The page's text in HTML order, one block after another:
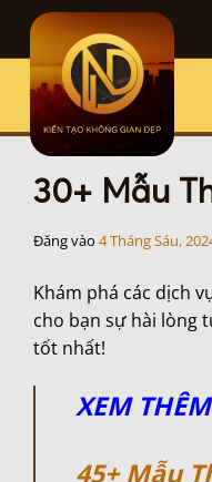
qua
dung
30+ Mẫu
Đăng vào 4 Tháng Sáu,
Khám phá các dịch
cho bạn sự hài lòng
tốt nhất!
XEM THÊM
45+ Mẫu